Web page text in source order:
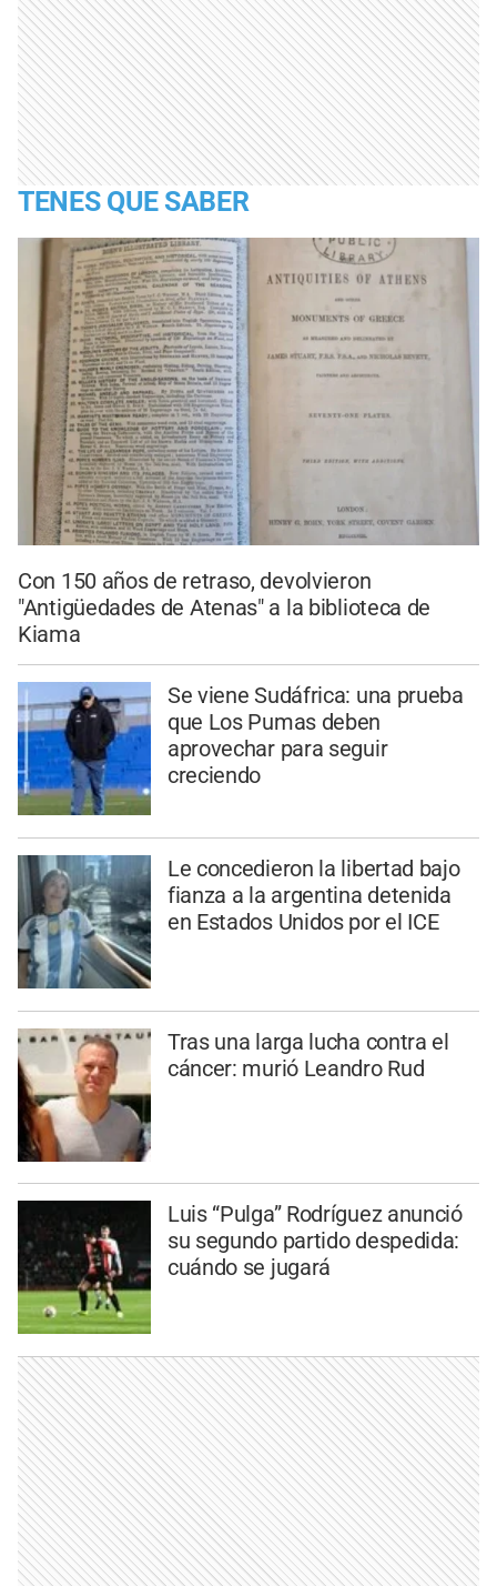
TENES QUE SABER
Con 150 años de retraso, devolvieron
"Antigüedades de Atenas" a la biblioteca de
Kiama
Se viene Sudáfrica: una prueba
que Los Pumas deben
aprovechar para seguir
creciendo
Le concedieron la libertad bajo
fianza a la argentina detenida
en Estados Unidos por el ICE
Tras una larga lucha contra el
cáncer: murió Leandro Rud
Luis “Pulga” Rodríguez anunció
su segundo partido despedida:
cuándo se jugará